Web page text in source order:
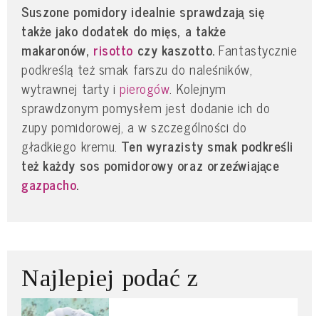
Suszone pomidory idealnie sprawdzają się
także jako dodatek do mięs, a także
makaronów, risotto czy kaszotto. Fantastycznie
podkreślą też smak farszu do naleśników,
wytrawnej tarty i pierogów. Kolejnym
sprawdzonym pomysłem jest dodanie ich do
zupy pomidorowej, a w szczególności do
gładkiego kremu. Ten wyrazisty smak podkreśli
też każdy sos pomidorowy oraz orzeźwiające
gazpacho.
Najlepiej podać z